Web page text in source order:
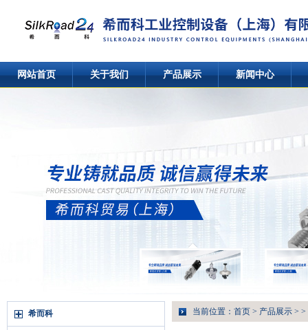
网站首页 关于我们 产品展示 新闻中心
希而科 当前位置： 首页 > 产品展示 > >